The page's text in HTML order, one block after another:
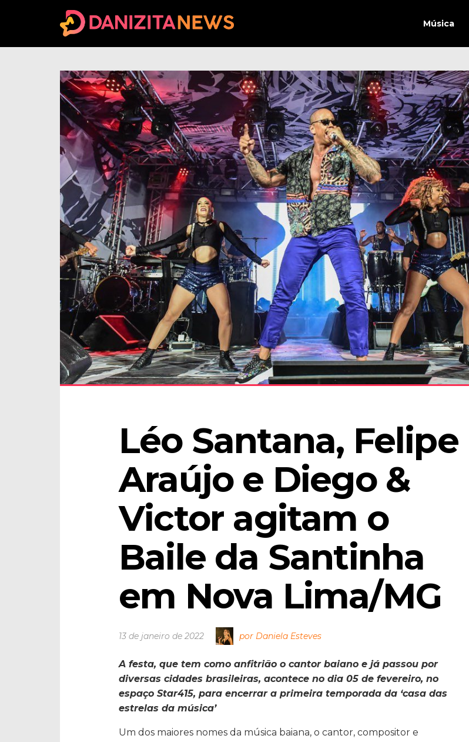
Música
Léo Santana, Felipe
Araújo e Diego &
Victor agitam o
Baile da Santinha
em Nova Lima/MG
13 de janeiro de 2022 por Daniela Esteves
A festa, que tem como anfitrião o cantor baiano e já passou por
diversas cidades brasileiras, acontece no dia 05 de fevereiro, no
espaço Star415, para encerrar a primeira temporada da ‘casa das
estrelas da música’
Um dos maiores nomes da música baiana, o cantor, compositor e